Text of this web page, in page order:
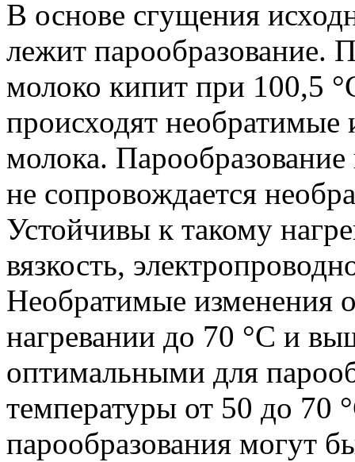
В основе сгущения
лежит парообразование.
молоко кипит при 100,5
происходят необратимые
молока. Парообразование
не сопровождается
Устойчивы к такому
вязкость,
Необратимые изменения
нагревании до 70 °C и
оптимальными для
температуры от 50 до 70
парообразования могут